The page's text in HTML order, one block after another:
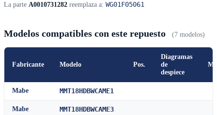
La parte A0010731282 reemplaza a: WG01F05061
Modelos compatibles con este repuesto (7 modelos)
Fabricante Modelo Pos.
Diagramas
de
despiece
Mabe MMT18HDBWCAME1
Mabe MMT18HDBWCAME3